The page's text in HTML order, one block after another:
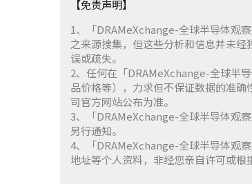
【免责声明】
1、「DRAMeXchange-全球半导体观
之来源搜集，但这些分析和信息并未
误或疏失。
2、任何在「DRAMeXchange-全球半
品价格等），力求但不保证数据的准
司官方网站公布为准。
3、「DRAMeXchange-全球半导体观
另行通知。
4、「DRAMeXchange-全球半导体观
地址等个人资料，非经您亲自许可或根